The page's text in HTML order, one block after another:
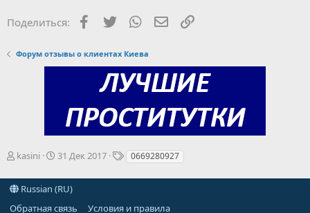
Поделиться: Facebook
TwitterWhatsAppЭлектронная почта
Ссылка
Форум отзывы о клиентах Киева
А
т
о
р
kasini
Д
т
а
н
31 Дек 2017
Т
г
0669280927
Russian (RU)
Обратная связь
Условия и правила